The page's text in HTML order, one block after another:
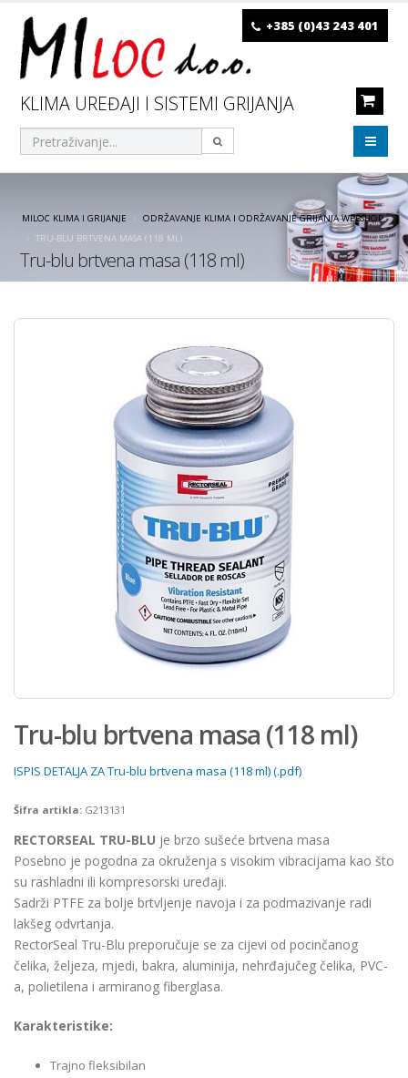
KLIMA UREĐAJI I SISTEMI GRIJANJA
+385 (0)43 243 401
MILOC KLIMA I GRIJANJE
ODRŽAVANJE KLIMA I ODRŽAVANJE GRIJANJA WEBSHOP
TRU-BLU BRTVENA MASA (118 ML)
Tru-blu brtvena masa (118 ml)
Tru-blu brtvena masa (118 ml)
ISPIS DETALJA ZA Tru-blu brtvena masa (118 ml) (.pdf)
Šifra artikla: G213131
RECTORSEAL TRU-BLU je brzo sušeće brtvena masa
Posebno je pogodna za okruženja s visokim vibracijama kao što
su rashladni ili kompresorski uređaji.
Sadrži PTFE za bolje brtvljenje navoja i za podmazivanje radi
lakšeg odvrtanja.
RectorSeal Tru-Blu preporučuje se za cijevi od pocinčanog
čelika, željeza, mjedi, bakra, aluminija, nehrđajučeg čelika, PVC-
a, polietilena i armiranog fiberglasa.
Karakteristike:
Trajno fleksibilan